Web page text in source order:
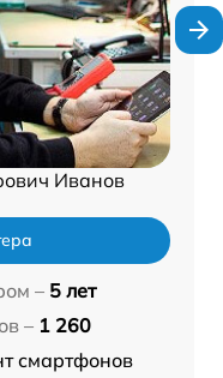
Иванов
– 5 лет
– 1 260
смартфонов